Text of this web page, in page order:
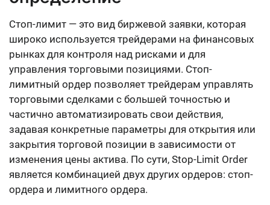
Стоп-лимит — это вид биржевой заявки, которая
широко используется трейдерами на финансовых
рынках для контроля над рисками и для
управления торговыми позициями. Стоп-
лимитный ордер позволяет трейдерам управлять
торговыми сделками с большей точностью и
частично автоматизировать свои действия,
задавая конкретные параметры для открытия или
закрытия торговой позиции в зависимости от
изменения цены актива. По сути, Stop-Limit Order
является комбинацией двух других ордеров: стоп-
ордера и лимитного ордера.